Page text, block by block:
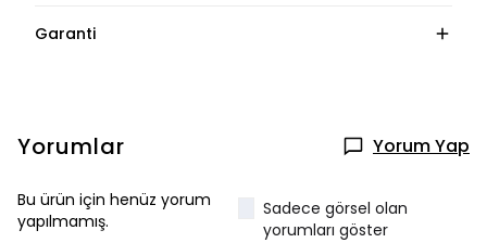
Garanti
Yorumlar Yorum Yap
Bu ürün için henüz yorum
yapılmamış.
Sadece görsel olan
yorumları göster